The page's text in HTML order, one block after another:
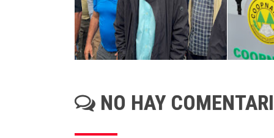
NO HAY